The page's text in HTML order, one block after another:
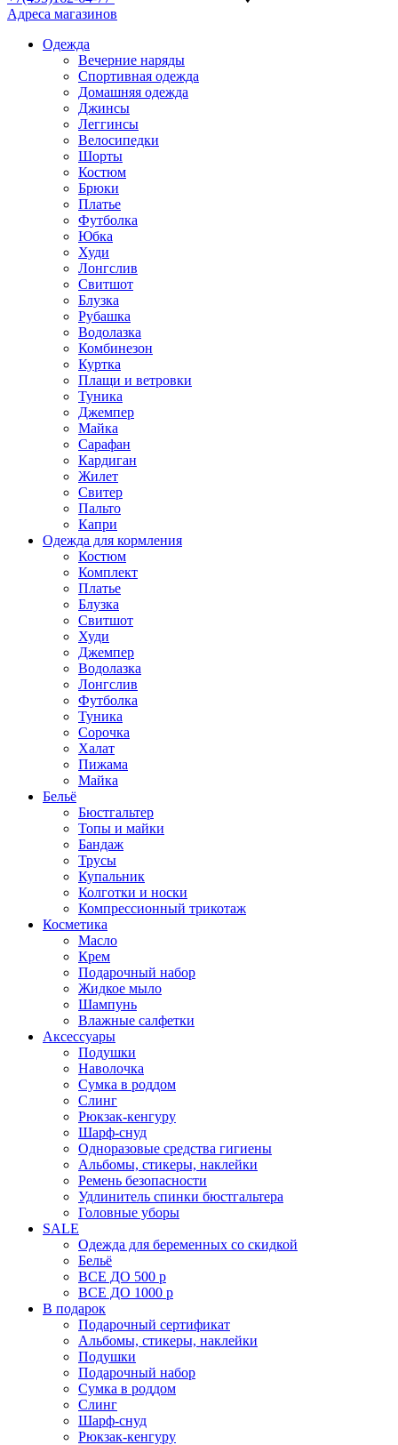
Адреса магазинов
Одежда
Вечерние наряды
Спортивная одежда
Домашняя одежда
Джинсы
Леггинсы
Велосипедки
Шорты
Костюм
Брюки
Платье
Футболка
Юбка
Худи
Лонгслив
Свитшот
Блузка
Рубашка
Водолазка
Комбинезон
Куртка
Плащи и ветровки
Туника
Джемпер
Майка
Сарафан
Кардиган
Жилет
Свитер
Пальто
Капри
Одежда для кормления
Костюм
Комплект
Платье
Блузка
Свитшот
Худи
Джемпер
Водолазка
Лонгслив
Футболка
Туника
Сорочка
Халат
Пижама
Майка
Бельё
Бюстгальтер
Топы и майки
Бандаж
Трусы
Купальник
Колготки и носки
Компрессионный трикотаж
Косметика
Масло
Крем
Подарочный набор
Жидкое мыло
Шампунь
Влажные салфетки
Аксессуары
Подушки
Наволочка
Сумка в роддом
Cлинг
Рюкзак-кенгуру
Шарф-снуд
Одноразовые средства гигиены
Альбомы, стикеры, наклейки
Ремень безопасности
Удлинитель спинки бюстгальтера
Головные уборы
SALE
Одежда для беременных со скидкой
Бельё
ВСЕ ДО 500 р
ВСЕ ДО 1000 р
В подарок
Подарочный сертификат
Альбомы, стикеры, наклейки
Подушки
Подарочный набор
Сумка в роддом
Слинг
Шарф-снуд
Рюкзак-кенгуру